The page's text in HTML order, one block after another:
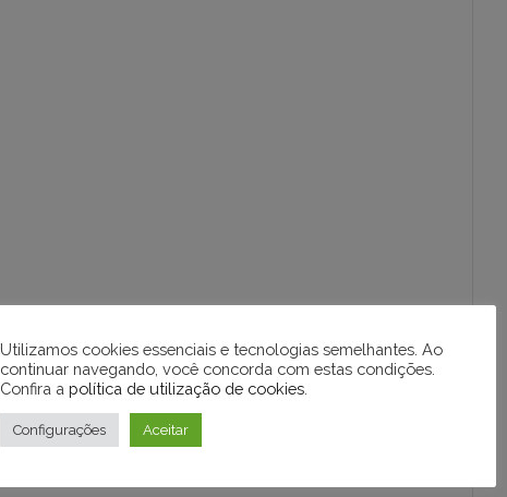
Utilizamos cookies essenciais e tecnologias semelhantes. Ao
continuar navegando, você concorda com estas condições.
Confira a política de utilização de cookies
Configurações Aceitar